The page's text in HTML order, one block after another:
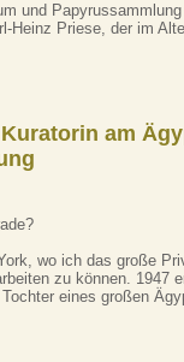
und
Heinz Priese, der im
am
wo ich das große
zu können. 1947
eines großen